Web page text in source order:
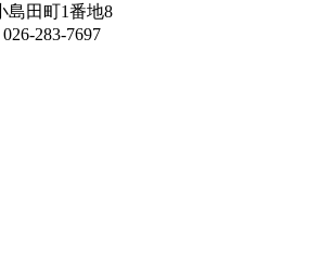
島田町1番地8
283-7697